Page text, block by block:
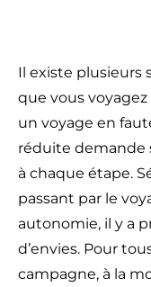
Il existe plusieurs
que vous
un voyage en
réduite demande
à chaque étape.
passant par le
autonomie, il y a
d’envies. Pour
campagne, à la